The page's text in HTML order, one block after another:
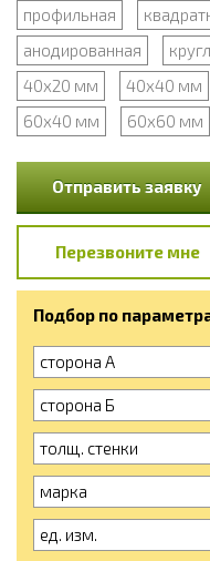
профильная
анодированная
40х20 мм
40х40 мм
60х40 мм
60х60 мм
Отправить заявку
Перезвоните мне
Подбор по
сторона А
сторона Б
толщ. стенки
марка
ед. изм.